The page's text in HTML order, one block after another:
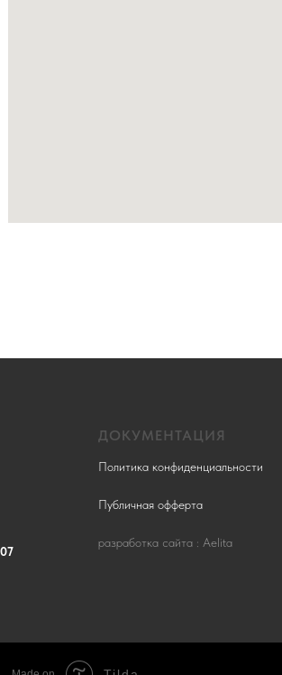
ДОКУМЕНТАЦИЯ
Политика конфиденциальности
Публичная офферта
разработка сайта : Aelita